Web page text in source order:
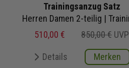
Trainingsanzug Satz
510,00 €
850,00 € UVP
Details Merken